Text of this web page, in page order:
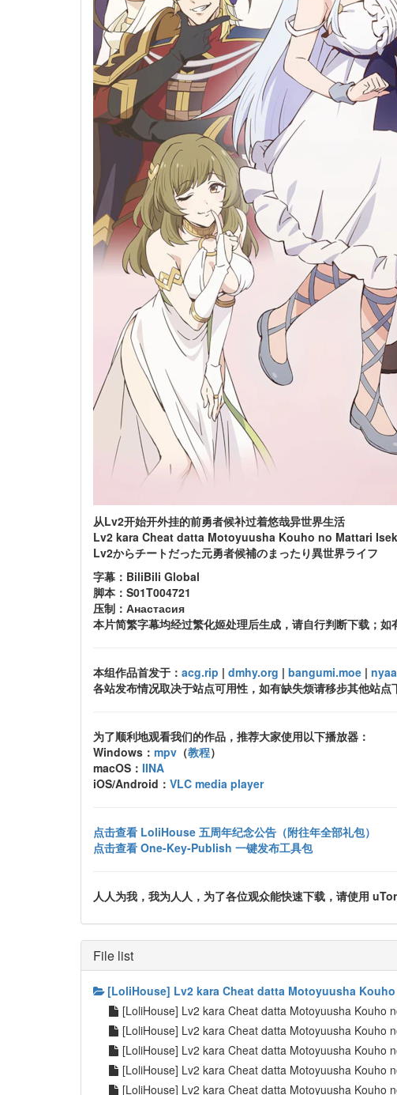
从Lv2开始开外挂的前勇者候补过着悠哉异世界生活
Lv2 kara Cheat datta Motoyuusha Kouho no Mattari
Lv2からチートだった元勇者候補のまったり異世界ライフ
字幕：BiliBili Global
脚本：S01T004721
压制：Анастасия
本片简繁字幕均经过繁化姬处理后生成，请自行判断下载；如
本组作品首发于： acg.rip | dmhy.org | bangumi.moe |
各站发布情况取决于站点可用性，如有缺失烦请移步其他站点
为了顺利地观看我们的作品，推荐大家使用以下播放器：
Windows： mpv （教程）
macOS： IINA
iOS/Android： VLC media player
点击查看 LoliHouse 五周年纪念公告（附往年全部礼包）
点击查看 One-Key-Publish 一键发布工具包
人人为我，我为人人，为了各位观众能快速下载，请使用
File list
[LoliHouse] Lv2 kara Cheat datta Motoyuusha
[LoliHouse] Lv2 kara Cheat datta Motoyuusha Kouho
[LoliHouse] Lv2 kara Cheat datta Motoyuusha Kouho
[LoliHouse] Lv2 kara Cheat datta Motoyuusha Kouho
[LoliHouse] Lv2 kara Cheat datta Motoyuusha Kouho
[LoliHouse] Lv2 kara Cheat datta Motoyuusha Kouho